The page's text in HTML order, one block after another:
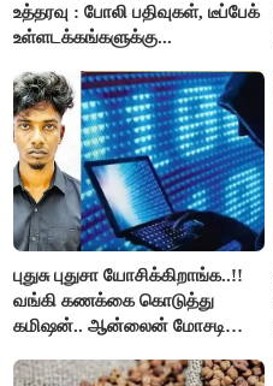
உத்தரவு : போலி பதிவுகள், டீப்பேக்
உள்ளடக்கங்களுக்கு...
புதுசு புதுசா யோசிக்கிறாங்க..!!
வங்கி கணக்கை கொடுத்து
கமிஷன்.. ஆன்லைன் மோசடி
கைது..!!